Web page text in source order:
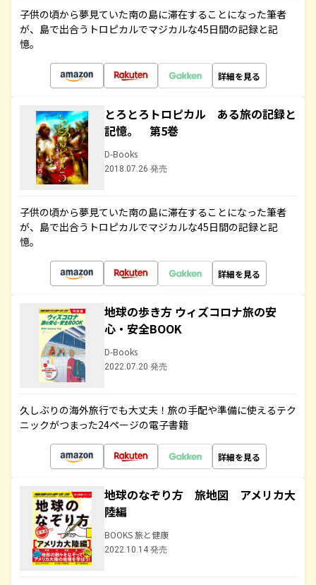
子供の頃から夢見ていた南の島に滞在することになった筆者
が、島で出合うトロピカルでマジカルな45日間の記録と記
憶。
詳細を見る
とろとろトロピカル ある旅の記録と
記憶。 第5巻
D-Books
2018.07.26 発売
子供の頃から夢見ていた南の島に滞在することになった筆者
が、島で出合うトロピカルでマジカルな45日間の記録と記
憶。
詳細を見る
地球の歩き方 ウィズコロナ旅の安
心・安全BOOK
D-Books
2022.07.20 発売
久しぶりの海外旅行でも大丈夫！旅の手配や準備に使えるテク
ニックがつまった24ページの電子書籍
詳細を見る
地球のなぞり方 旅地図 アメリカ大
陸編
BOOKS 旅と健康
2022.10.14 発売